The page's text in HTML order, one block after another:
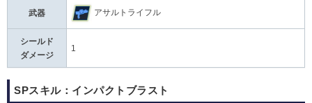
武器 アサルトライフル
シールド
ダメージ
1
SPスキル：インパクトブラスト